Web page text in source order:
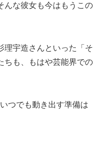
んな彼女も今はもうこの
理宇造さんといった「そ
ちも、もはや芸能界での
つでも動き出す準備は